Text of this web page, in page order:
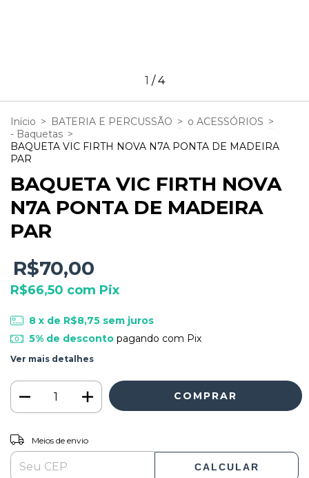
1 /4
Início > BATERIA E PERCUSSÃO > o ACESSÓRIOS >
- Baquetas >
BAQUETA VIC FIRTH NOVA N7A PONTA DE MADEIRA
PAR
BAQUETA VIC FIRTH NOVA
N7A PONTA DE MADEIRA
PAR
R$70,00
R$66,50 com Pix
8 x de R$8,75 sem juros
5% de descontopagando com Pix
Ver mais detalhes
Entregas para o CEP:
Meios de envio
CALCULAR